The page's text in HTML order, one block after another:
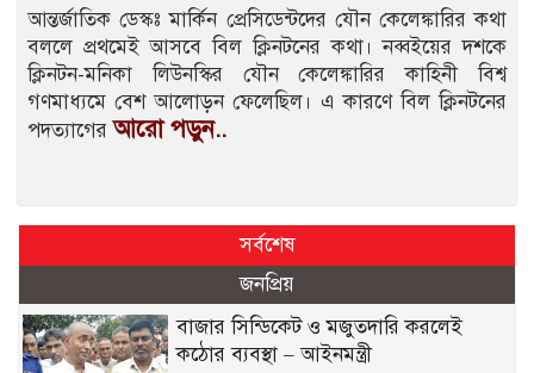
আন্তর্জাতিক ডেস্কঃ মার্কিন প্রেসিডেন্টদের যৌন কেলেঙ্কারির কথা
বললে প্রথমেই আসবে বিল ক্লিনটনের কথা। নব্বইয়ের দশকে
ক্লিনটন-মনিকা লিউনস্কির যৌন কেলেঙ্কারির কাহিনী বিশ্ব
গণমাধ্যমে বেশ আলোড়ন ফেলেছিল। এ কারণে বিল ক্লিনটনের
পদত্যাগেরআরো পড়ুন..
সর্বশেষ
জনপ্রিয়
বাজার সিন্ডিকেট ও মজুতদারি করলেই
কঠোর ব্যবস্থা – আইনমন্ত্রী